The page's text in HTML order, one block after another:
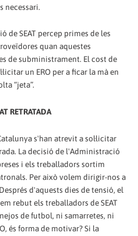
necessari.
de SEAT percep primes de les
quan aquestes
de subministrament. El cost de
un ERO per a ficar la mà en
“jeta”.
RETRATADA
s'han atrevit a sol·licitar
La decisió de l'Administració
i els treballadors sortim
Per això volem dirigir-nos a
d'aquests dies de tensió, el
rebut els treballadors de SEAT
de futbol, ni samarretes, ni
és forma de motivar? Si la